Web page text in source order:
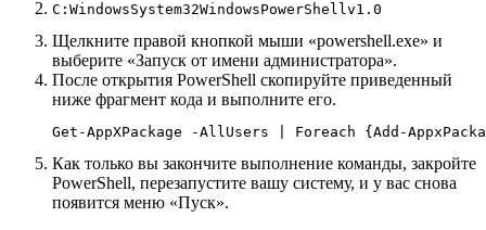
C:WindowsSystem32WindowsPowerShellv1.0
Щелкните правой кнопкой мыши «powershell.exe» и
выберите «Запуск от имени администратора».
После открытия PowerShell скопируйте приведенный
ниже фрагмент кода и выполните его.
Get-AppXPackage -AllUsers | Foreach {Add-
Как только вы закончите выполнение команды, закройте
PowerShell, перезапустите вашу систему, и у вас снова
появится меню «Пуск».